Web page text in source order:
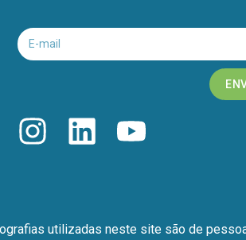
utilizadas neste site são de